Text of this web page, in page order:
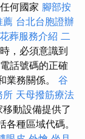
何國家 腳部按
薦 台北台胞證辦
葬服務介紹 二
，必須意識到
話號碼的正確
業務關係。 谷
所 天母撥筋療法
動設備提供了
種區域代碼。